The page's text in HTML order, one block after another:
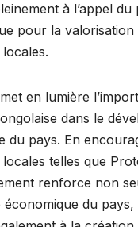
à l’appel du
pour la valorisation
en lumière
dans le
du pays. En
telles que
renforce non
économique du pays,